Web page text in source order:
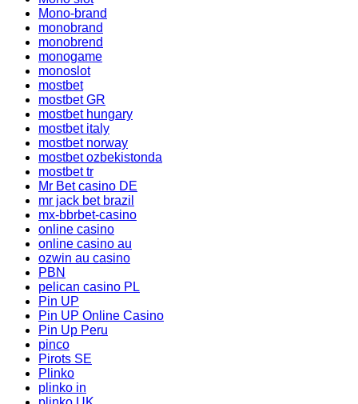
Mono-brand
monobrand
monobrend
monogame
monoslot
mostbet
mostbet GR
mostbet hungary
mostbet italy
mostbet norway
mostbet ozbekistonda
mostbet tr
Mr Bet casino DE
mr jack bet brazil
mx-bbrbet-casino
online casino
online casino au
ozwin au casino
PBN
pelican casino PL
Pin UP
Pin UP Online Casino
Pin Up Peru
pinco
Pirots SE
Plinko
plinko in